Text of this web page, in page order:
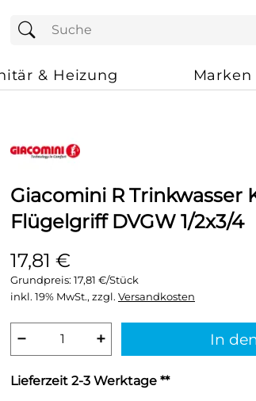
& Heizung Marken
Giacomini R Trinkwasser
Flügelgriff DVGW 1/2x3/4
17,81 €
Grundpreis: 17,81 €/Stück
inkl. 19% MwSt., zzgl. Versandkosten
− + In
Lieferzeit 2-3 Werktage **